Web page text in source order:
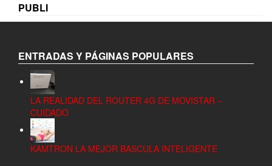
PUBLI
ENTRADAS Y PÁGINAS POPULARES
LA REALIDAD DEL ROUTER 4G DE MOVISTAR –
CUIDADO
KAMTRON LA MEJOR BASCULA INTELIGENTE